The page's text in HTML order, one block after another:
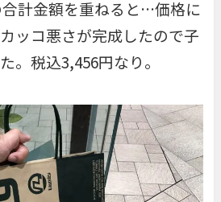
計金額を重ねると…価格に
ッコ悪さが完成したので子
。税込3,456円なり。